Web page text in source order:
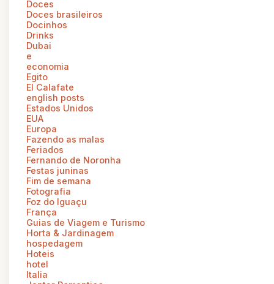
Doces
Doces brasileiros
Docinhos
Drinks
Dubai
e
economia
Egito
El Calafate
english posts
Estados Unidos
EUA
Europa
Fazendo as malas
Feriados
Fernando de Noronha
Festas juninas
Fim de semana
Fotografia
Foz do Iguaçu
França
Guias de Viagem e Turismo
Horta & Jardinagem
hospedagem
Hoteis
hotel
Italia